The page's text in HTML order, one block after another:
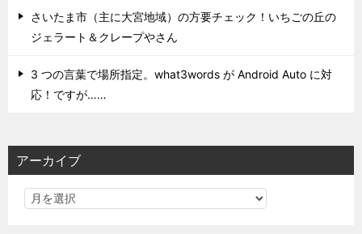
さいたま市（主に大宮地域）の方要チェック！いちごの丘の
ジェラート＆クレープやさん
3 つの言葉で場所指定。what3words が Android Auto に対
応！ですが……
アーカイブ